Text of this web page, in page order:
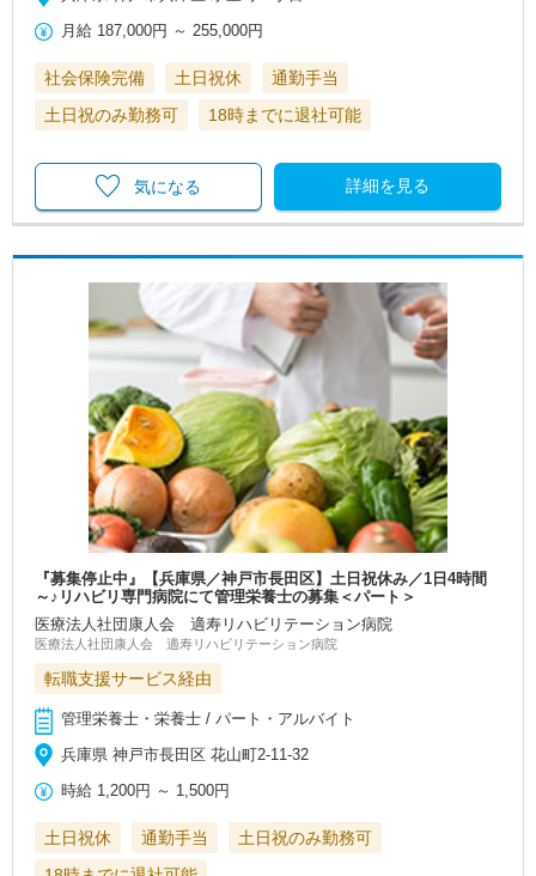
月給 187,000円 ～255,000円
社会保険完備 土日祝休
通勤手当
土日祝のみ勤務可
18時までに退社可能
詳細を見る
気になる
『募集停止中』【兵庫県／神戸市長田区】土日祝休み／1日4時間
～♪リハビリ専門病院にて管理栄養士の募集＜パート＞
医療法人社団康人会 適寿リハビリテーション病院
医療法人社団康人会 適寿リハビリテーション病院
転職支援サービス経由
管理栄養士・栄養士 / パート・アルバイト
兵庫県 神戸市長田区 花山町2-11-32
時給 1,200円 ～ 1,500円
土日祝休 通勤手当
土日祝のみ勤務可